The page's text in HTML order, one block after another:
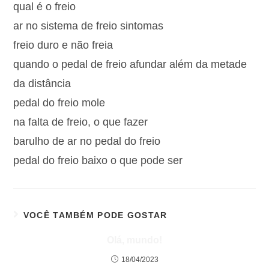
qual é o freio
ar no sistema de freio sintomas
freio duro e não freia
quando o pedal de freio afundar além da metade
da distância
pedal do freio mole
na falta de freio, o que fazer
barulho de ar no pedal do freio
pedal do freio baixo o que pode ser
VOCÊ TAMBÉM PODE GOSTAR
18/04/2023